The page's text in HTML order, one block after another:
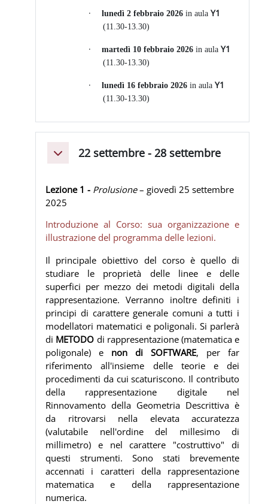
· lunedì 2 febbraio 2026 in aulaY1
(11.30-13.30)
· martedì 10 febbraio 2026 in aulaY1
(11.30-13.30)
· lunedì 16 febbraio 2026 in aulaY1
(11.30-13.30)
Minimizza22 settembre - 28 settembre
Lezione 1 - Prolusione– giovedì 25 settembre
2025
Introduzione al Corso: sua organizzazione e
illustrazione del programma delle lezioni.
Il principale obiettivo del corso è quello di
studiare le proprietà delle linee e delle
superfici per mezzo dei metodi digitali della
rappresentazione. Verranno inoltre definiti i
principi di carattere generale comuni a tutti i
modellatori matematici e poligonali. Si parlerà
di METODO di rappresentazione (matematica e
poligonale) e non di SOFTWARE, per far
riferimento all'insieme delle teorie e dei
procedimenti da cui scaturiscono. Il contributo
della rappresentazione digitale nel
Rinnovamento della Geometria Descrittiva è
da ritrovarsi nella elevata accuratezza
(valutabile nell'ordine del millesimo di
millimetro) e nel carattere "costruttivo" di
questi strumenti. Sono stati brevemente
accennati i caratteri della rappresentazione
matematica e della rappresentazione
numerica.